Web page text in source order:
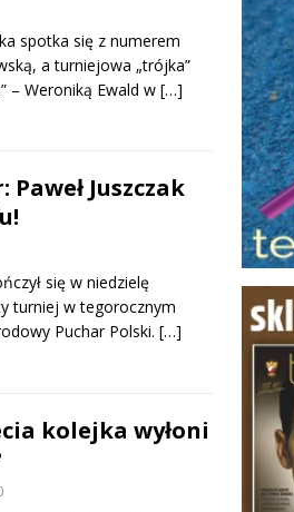
spotka się z numerem
a turniejowa „trójka”
– Weroniką Ewald w […]
Paweł Juszczak
się w niedzielę
turniej w tegorocznym
Puchar Polski. […]
kolejka wyłoni